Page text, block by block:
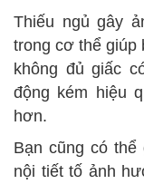
Thiếu ngủ gây
trong cơ thể giúp
không đủ giấc
động kém hiệu
hơn.
Bạn cũng có thể
nội tiết tố ảnh